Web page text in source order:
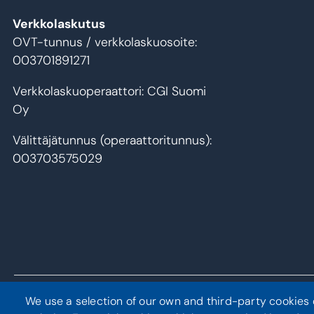
Verkkolaskutus
OVT-tunnus / verkkolaskuosoite:
003701891271
Verkkolaskuoperaattori: CGI Suomi
Oy
Välittäjätunnus (operaattoritunnus):
003703575029
Tietosuoja Saavutettavuusseloste
We use a selection of our own and third-party cookies